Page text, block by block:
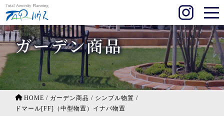
ガーデン商品
HOME / ガーデン商品 / シンプル物置 /
ドマール[FF]（中型物置）イナバ物置